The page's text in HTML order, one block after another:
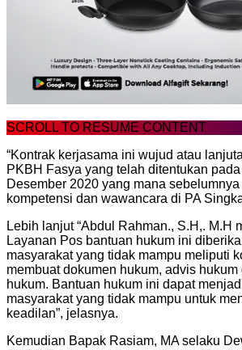
SCROLL TO RESUME CONTENT
“Kontrak kerjasama ini wujud atau
PKBH Fasya yang telah ditentukan
Desember 2020 yang mana
kompetensi dan wawancara di PA
Lebih lanjut “Abdul Rahman., S.H,. M.H
Layanan Pos bantuan hukum ini
masyarakat yang tidak mampu meliputi
membuat dokumen hukum, advis hukum
hukum. Bantuan hukum ini dapat
masyarakat yang tidak mampu untuk
keadilan”, jelasnya.
Kemudian Bapak Rasiam, MA selaku